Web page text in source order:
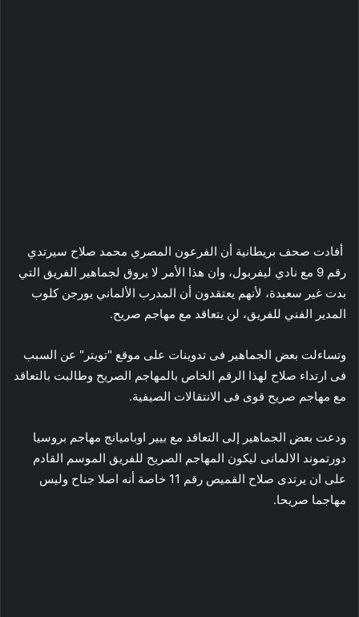
أفادت صحف بريطانية أن الفرعون المصري محمد صلاح سيرتدي
رقم 9 مع نادي ليفربول، وان هذا الأمر لا يروق لجماهير الفريق التي
بدت غير سعيدة، لأنهم يعتقدون أن المدرب الألماني يورجن كلوب
المدير الفني للفريق، لن يتعاقد مع مهاجم صريح.
وتساءلت بعض الجماهير فى تدوينات على موقع "تويتر" عن السبب
فى ارتداء صلاح لهذا الرقم الخاص بالمهاجم الصريح وطالبت بالتعاقد
مع مهاجم صريح قوى فى الانتقالات الصيفية.
ودعت بعض الجماهير إلى التعاقد مع بيير اوباميانج مهاجم بروسيا
دورتموند الالمانى ليكون المهاجم الصريح للفريق الموسم القادم
على ان يرتدى صلاح القميص رقم 11 خاصة أنه اصلا جناح وليس
مهاجما صريحا.